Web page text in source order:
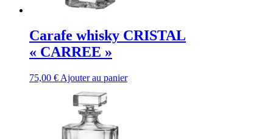
Carafe whisky CRISTAL
« CARREE »
75,00 € Ajouter au panier